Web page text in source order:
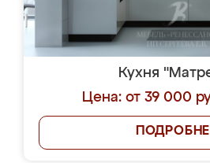
Кухня
Цена: от 39 000